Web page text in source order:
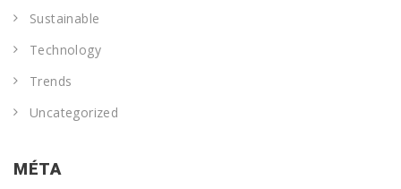
Sustainable
Technology
Trends
Uncategorized
MÉTA